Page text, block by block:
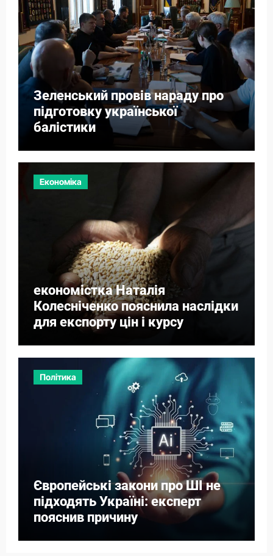
Зеленський провів нараду про
підготовку української
балістики
Економіка
економістка Наталія
Колесніченко пояснила наслідки
для експорту цін і курсу
Політика
Європейські закони про ШІ не
підходять Україні: експерт
пояснив причину